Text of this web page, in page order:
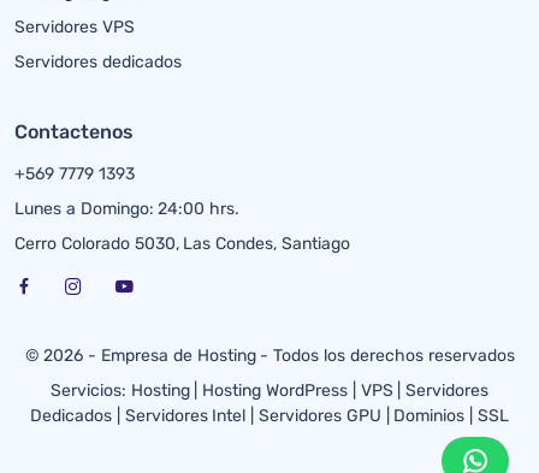
Servidores VPS
Servidores dedicados
Contactenos
+569 7779 1393
Lunes a Domingo: 24:00 hrs.
Cerro Colorado 5030, Las Condes, Santiago
© 2026 - Empresa de Hosting - Todos los derechos reservados
Servicios: Hosting| Hosting WordPress VPS |Servidores
Dedicados| Servidores Intel Servidores GPU Dominios |SSL